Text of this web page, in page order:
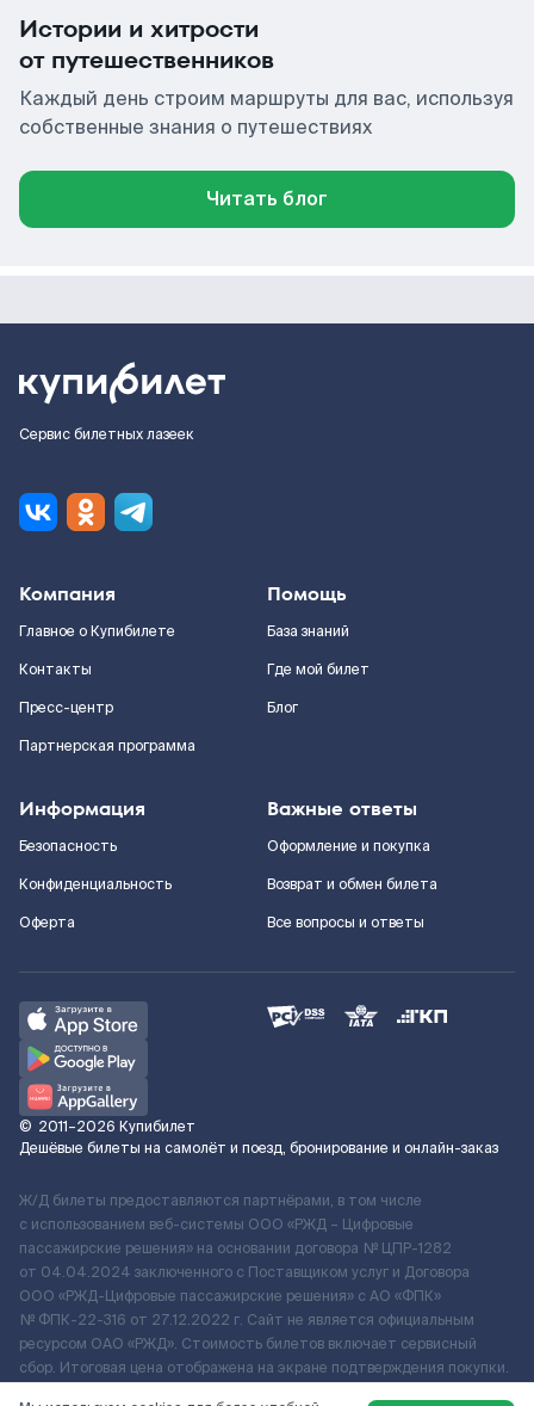
Истории и хитрости
от путешественников
Каждый день строим маршруты для вас, используя
собственные знания о путешествиях
Читать блог
Сервис билетных лазеек
Компания
Главное о Купибилете
Контакты
Пресс-центр
Партнерская программа
Помощь
База знаний
Где мой билет
Блог
Информация
Безопасность
Конфиденциальность
Оферта
Важные ответы
Оформление и покупка
Возврат и обмен билета
Все вопросы и ответы
© 2011–2026 Купибилет
Дешёвые билеты на самолёт и поезд, бронирование и онлайн-заказ
Ж/Д билеты предоставляются партнёрами, в том числе
с использованием веб-системы ООО «РЖД – Цифровые
пассажирские решения» на основании договора № ЦПР-1282
от 04.04.2024 заключенного с Поставщиком услуг и Договора
ООО «РЖД-Цифровые пассажирские решения» c АО «ФПК»
№ ФПК-22-316 от 27.12.2022 г. Сайт не является официальным
ресурсом ОАО «РЖД». Стоимость билетов включает сервисный
сбор. Итоговая цена отображена на экране подтверждения покупки.